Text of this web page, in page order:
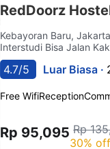
RedDoorz
Kebayoran Baru, Jakarta
Interstudi Bisa Jalan
4.7/5 Luar Biasa ·
Free WifiReception
Rp 95,095 Rp
30% off